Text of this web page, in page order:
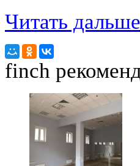
Читать дальше
finch